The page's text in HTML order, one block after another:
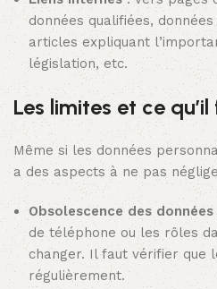
données qualifiées,
articles expliquant
législation, etc.
Les limites et ce
Même si les données
a des aspects à ne pas
Obsolescence des données
de téléphone ou les rôles
changer. Il faut vérifier que
régulièrement.